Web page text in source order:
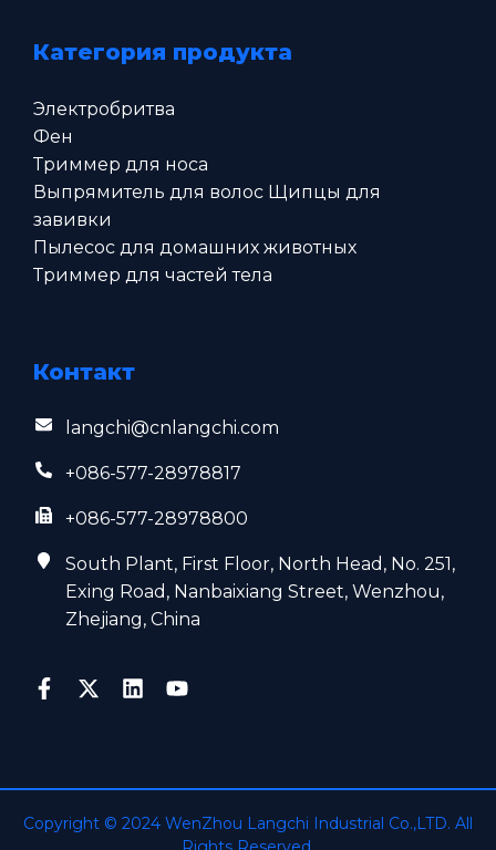
Категория продукта
Электробритва
Фен
Триммер для носа
Выпрямитель для волос Щипцы для
завивки
Пылесос для домашних животных
Триммер для частей тела
Контакт
langchi@cnlangchi.com
+086-577-28978817
+086-577-28978800
South Plant, First Floor, North Head, No. 251,
Exing Road, Nanbaixiang Street, Wenzhou,
Zhejiang, China
Copyright © 2024 WenZhou Langchi Industrial Co.,LTD. All